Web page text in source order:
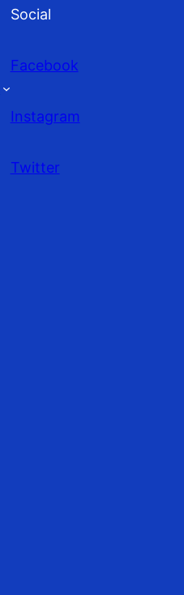
Social
Facebook
Instagram
Twitter